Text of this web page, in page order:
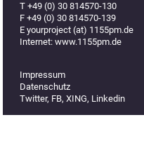
T +49 (0) 30 814570-130
F +49 (0) 30 814570-139
E yourproject (at) 1155pm.de
Internet: www.1155pm.de
Impressum
Datenschutz
Twitter, FB,XING, Linkedin